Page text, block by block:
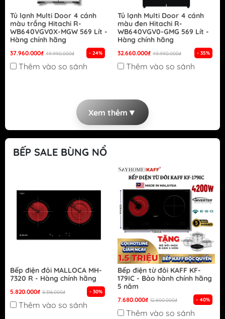
Tủ lạnh Multi Door 4 cánh
màu trắng Hitachi R-
WB640VGV0X-MGW 569 Lít -
Hàng chính hãng
37.960.000₫ 49.990.000₫ - 24%
Thêm vào so sánh
Tủ lạnh Multi Door 4 cánh
màu đen Hitachi R-
WB640VGV0-GMG 569 Lít -
Hàng chính hãng
32.660.000₫ 49.990.000₫ - 35%
Thêm vào so sánh
Xem thêm ▼
BẾP SALE BÙNG NỔ
Bếp điện đôi MALLOCA MH-
7320 R - Hàng chính hãng
5.820.000₫ 8.316.000₫ - 30%
Thêm vào so sánh
Bếp điện từ đôi KAFF KF-
179IC - Bảo hành chính hãng
5 năm
7.680.000₫ 12.800.000₫ - 40%
Thêm vào so sánh